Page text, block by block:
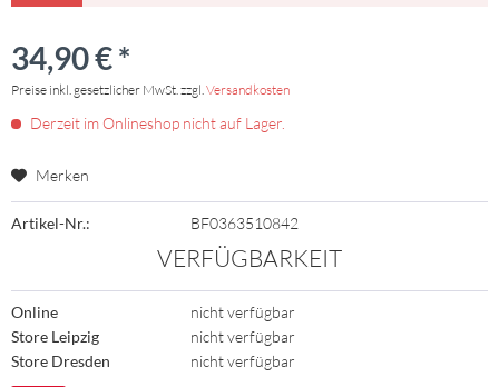
34,90 € *
Preise inkl. gesetzlicher MwSt. zzgl.Versandkosten
Derzeit im Onlineshop nicht auf Lager.
Merken
Artikel-Nr.: BF0363510842
VERFÜGBARKEIT
Online
nicht verfügbar
Store Leipzig
nicht verfügbar
Store Dresden
nicht verfügbar